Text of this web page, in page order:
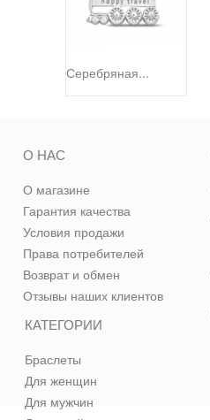
Серебряная...
КАТЕГОРИИ
Браслеты
Для женщин
Для мужчин
О НАС
О магазине
Гарантия качества
Условия продажи
Права потребителей
Возврат и обмен
Отзывы наших клиентов